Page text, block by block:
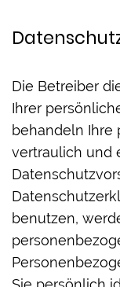
Die Betreiber
Ihrer
behandeln Ihre
vertraulich und
benutzen,